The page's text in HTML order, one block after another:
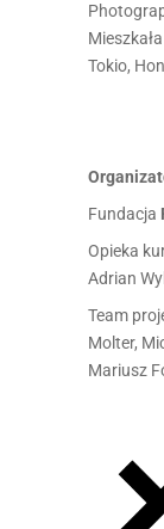
Tokio,
Fundacja
Opieka
Adrian
Team
Molter,
Mariusz